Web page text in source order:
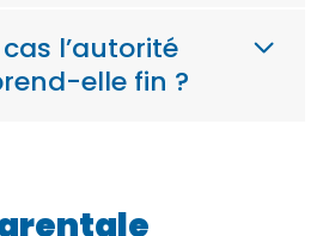
l’autorité
elle fin ?